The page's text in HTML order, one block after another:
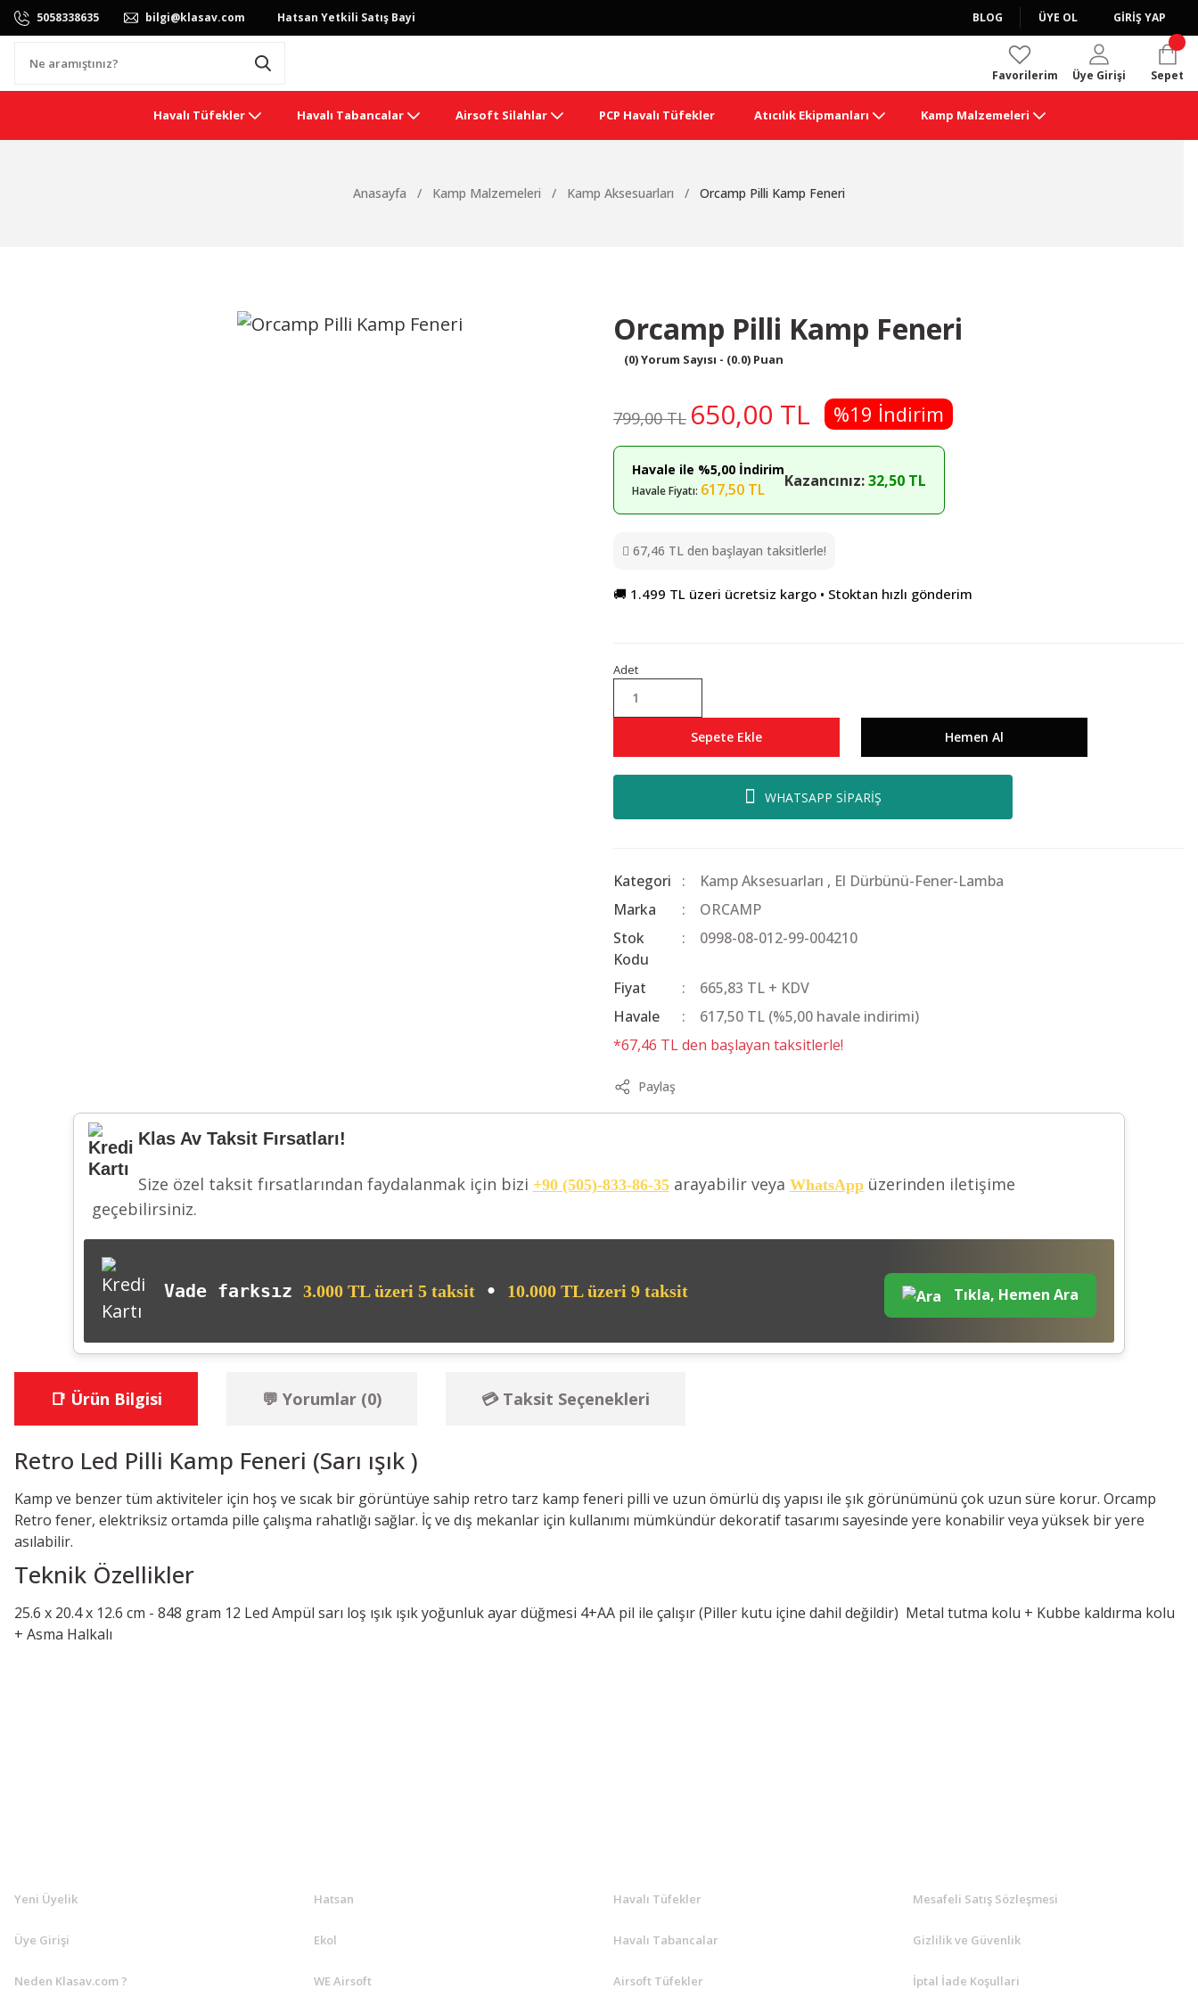
5058338635 bilgi@klasav.com Hatsan Yetkili Satış Bayi BLOG ÜYE OL GİRİŞ YAP
Favorilerim Üye Girişi Sepet
Havalı Tüfekler Havalı Tabancalar Airsoft Silahlar PCP Havalı Tüfekler Atıcılık Ekipmanları Kamp Malzemeleri
Anasayfa Kamp Malzemeleri Kamp Aksesuarları Orcamp Pilli Kamp Feneri
Orcamp Pilli Kamp Feneri
(0) Yorum Sayısı - (0.0) Puan
799,00 TL 650,00 TL %19 İndirim
Havale ile %5,00 İndirim
Havale Fiyatı: 617,50 TL Kazancınız:32,50 TL
67,46 TL den başlayan taksitlerle!
🚚 1.499 TL üzeri ücretsiz kargo • Stoktan hızlı gönderim
Adet
Sepete Ekle Hemen Al
WHATSAPP SİPARİŞ
Kategori Kamp Aksesuarları , El Dürbünü-Fener-Lamba
Marka
ORCAMP
Stok
Kodu
0998-08-012-99-004210
Fiyat
665,83 TL + KDV
Havale
617,50 TL (%5,00 havale indirimi)
*67,46 TL den başlayan taksitlerle!
Paylaş
Klas Av Taksit Fırsatları!
Size özel taksit fırsatlarından faydalanmak için bizi +90 (505)-833-86-35arayabilir veya WhatsAppüzerinden iletişime
geçebilirsiniz.
Vade farksız3.000 TL üzeri 5 taksit • 10.000 TL üzeri 9 taksit Tıkla, Hemen Ara
📑 Ürün Bilgisi 💬 Yorumlar (0) 💳 Taksit Seçenekleri
Retro Led Pilli Kamp Feneri (Sarı ışık )
Kamp ve benzer tüm aktiviteler için hoş ve sıcak bir görüntüye sahip retro tarz kamp feneri pilli ve uzun ömürlü dış yapısı ile şık görünümünü çok uzun süre korur. Orcamp
Retro fener, elektriksiz ortamda pille çalışma rahatlığı sağlar. İç ve dış mekanlar için kullanımı mümkündür dekoratif tasarımı sayesinde yere konabilir veya yüksek bir yere
asılabilir.
Teknik Özellikler
25.6 x 20.4 x 12.6 cm - 848 gram 12 Led Ampül sarı loş ışık ışık yoğunluk ayar düğmesi 4+AA pil ile çalışır (Piller kutu içine dahil değildir) Metal tutma kolu + Kubbe kaldırma kolu
+ Asma Halkalı
Yeni Üyelik
Üye Girişi
Neden Klasav.com ?
Hatsan
Ekol
WE Airsoft
Havalı Tüfekler
Havalı Tabancalar
Airsoft Tüfekler
Mesafeli Satış Sözleşmesi
Gizlilik ve Güvenlik
İptal İade Koşullari